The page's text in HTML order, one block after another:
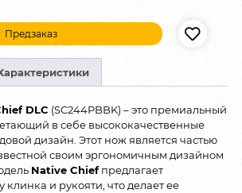
Предзаказ
DLC (SC244PBBK) – это премиальный
в себе высококачественные
дизайн. Этот нож является частью
своим эргономичным дизайном
Native Chiefпредлагает
и рукояти, что делает ее